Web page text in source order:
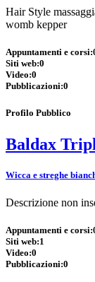
Hair Style
womb kepper
Appuntamenti e corsi:
Siti web:0
Video:0
Pubblicazioni:0
Profilo Pubblico
Baldax
Wicca e streghe
Descrizione non
Appuntamenti e corsi:
Siti web:1
Video:0
Pubblicazioni:0